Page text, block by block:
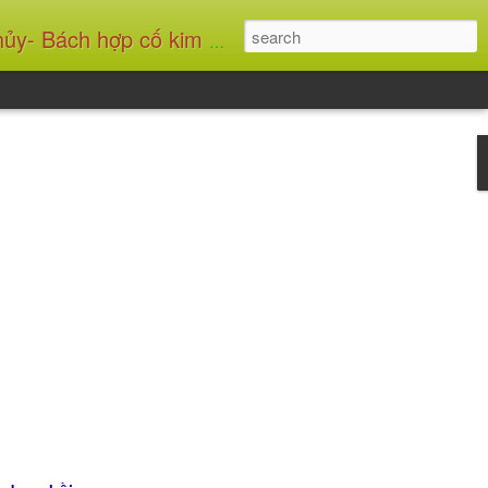
gáy- Ung thư vú.... + Thuốc thẩm mỹ: Làm nở ngực- Trị nám- Làm trắng da- Mụn mủ mụn bọc- Rụng tóc....